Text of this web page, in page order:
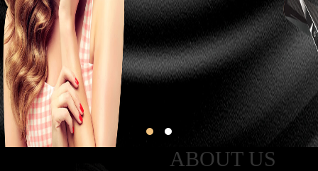
明
专
业
美
发
连
ABOUT US